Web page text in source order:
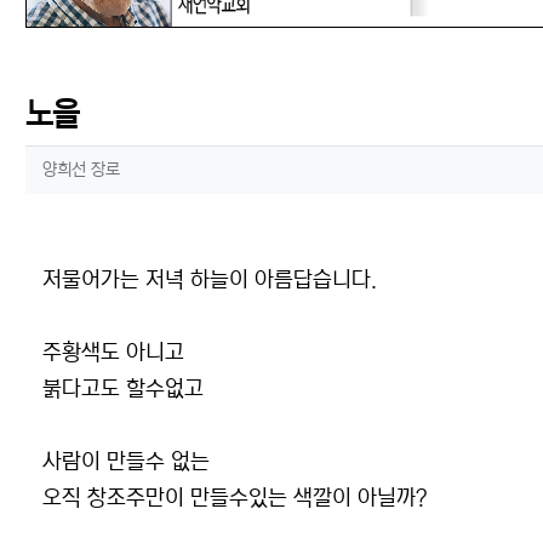
노을
작성자 정보
양희선 장로
본문
저물어가는 저녁 하늘이 아름답습니다.
주황색도 아니고
붉다고도 할수없고
사람이 만들수 없는
오직 창조주만이 만들수있는 색깔이 아닐까?